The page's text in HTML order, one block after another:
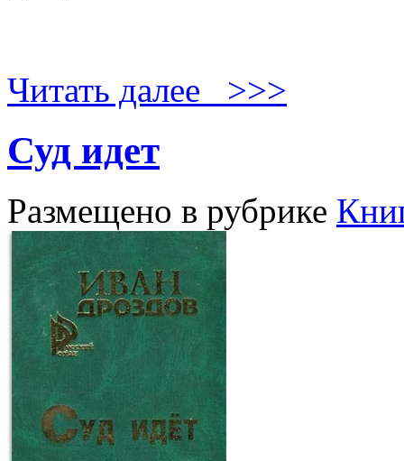
Читать далее >>>
Суд идет
Размещено в рубрике